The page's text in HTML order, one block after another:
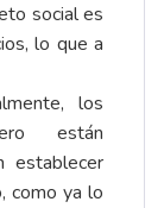
social es
lo que a
los
están
establecer
como ya lo